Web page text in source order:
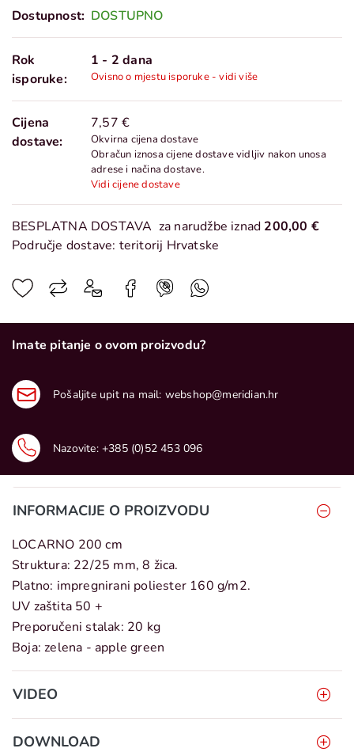
Dostupnost: DOSTUPNO
Rok
isporuke:
1 - 2 dana
Ovisno o mjestu isporuke - vidi više
Cijena
dostave:
7,57 €
Okvirna cijena dostave
Obračun iznosa cijene dostave vidljiv nakon unosa
adrese i načina dostave.
Vidi cijene dostave
BESPLATNA DOSTAVA za narudžbe iznad 200,00 €
Područje dostave: teritorij Hrvatske
Imate pitanje o ovom proizvodu?
Pošaljite upit na mail: webshop@meridian.hr
Nazovite: +385 (0)52 453 096
INFORMACIJE O PROIZVODU
LOCARNO 200 cm
Struktura: 22/25 mm, 8 žica.
Platno: impregnirani poliester 160 g/m2.
UV zaštita 50 +
Preporučeni stalak: 20 kg
Boja: zelena - apple green
VIDEO
DOWNLOAD